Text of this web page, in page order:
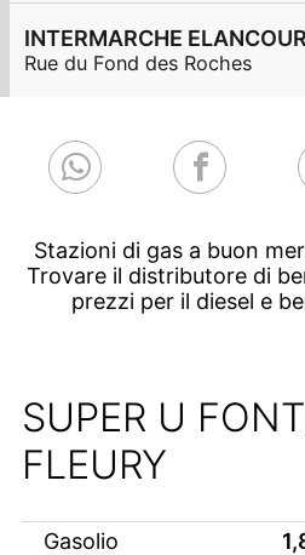
INTERMARCHE
Rue du Fond des Roches
Stazioni di gas a buon
Trovare il distributore di
prezzi per il diesel e
SUPER U
FLEURY
Gasolio